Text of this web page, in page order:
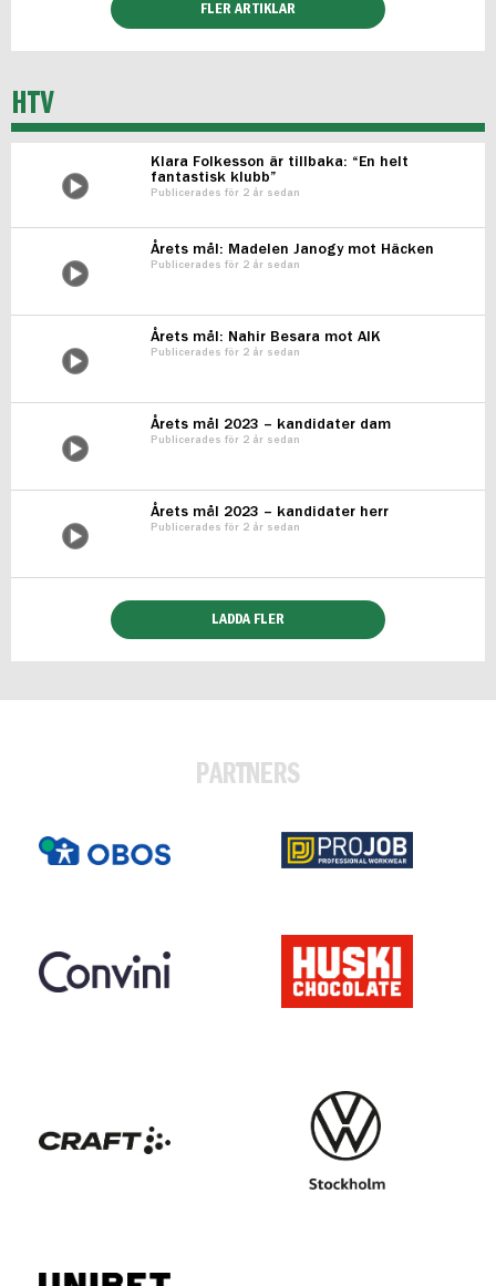
FLER ARTIKLAR
HTV
Klara Folkesson är tillbaka: “En helt
fantastisk klubb”
Publicerades för 2 år sedan
Årets mål: Madelen Janogy mot Häcken
Publicerades för 2 år sedan
Årets mål: Nahir Besara mot AIK
Publicerades för 2 år sedan
Årets mål 2023 – kandidater dam
Publicerades för 2 år sedan
Årets mål 2023 – kandidater herr
Publicerades för 2 år sedan
LADDA FLER
PARTNERS